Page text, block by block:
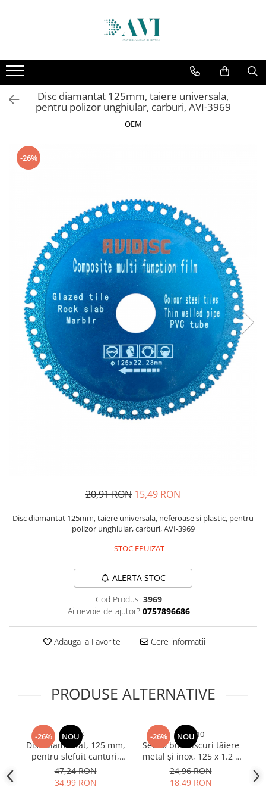
Casa
Accesorii uscatoare rufe
Aparate electrocasnice & accesorii
Aparate si accesorii intretinere
Accesorii pentru ochelari si lentile
de contact
Baterii sanitare baie
Coloane de dus si seturi de dus
Odorizant toaleta
Oglinzi si mobilier baie
Bucatarie
Ascutitoare cutite
Baterii sanitare bucatarie
Cantare de bucatarie
Chiuvete bucatarie
Curatatoare legume si fructe
Cutite si seturi de cutite
Tirbusoane si dopuri
Cantare electronice comerciale
Curatenie generala
Manusi bucatarie
Maturi, Mopuri si galeti
Decoratiuni casa & sarbatori
Accesorii decorative
Accesorii prelungitoare
Accesorii prize si intrerupatoare
Aplice fatada
Aplice si plafoniere
Disc diamantat 125mm, taiere universala,
pentru polizor unghiular, carburi, AVI-3969
OEM
-26%
20,91 RON 15,49 RON
Disc diamantat 125mm, taiere universala, neferoase si plastic, pentru
polizor unghiular, carburi, AVI-3969
STOC EPUIZAT
ALERTA STOC
Cod Produs: 3969
Ai nevoie de ajutor? 0757896686
Adauga la Favorite Cere informatii
PRODUSE ALTERNATIVE
-26% NOU
3968
Disc diamantat, 125 mm,
pentru slefuit canturi,
gresie, faianta, placi
ceramice, pentru polizor
47,24 RON
34,99 RON
-26% NOU
5132-10
Set 10 buc discuri tăiere
metal și inox, 125 x 1.2 x
22mm, 12200 RPM, F S Cl
<0.1%, premium,
24,96 RON
18,49 RON